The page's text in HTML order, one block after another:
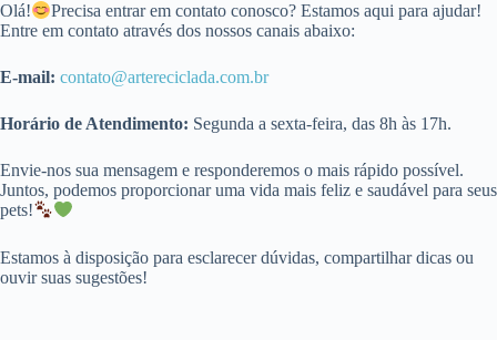
Olá!
Precisa entrar em contato conosco? Estamos aqui para ajudar!
Entre em contato através dos nossos canais abaixo:
E-mail: contato@artereciclada.com.br
Horário de Atendimento: Segunda a sexta-feira, das 8h às 17h.
Envie-nos sua mensagem e responderemos o mais rápido possível.
Juntos, podemos proporcionar uma vida mais feliz e saudável para seus
pets!
Estamos à disposição para esclarecer dúvidas, compartilhar dicas ou
ouvir suas sugestões!